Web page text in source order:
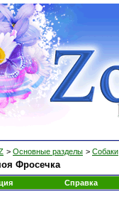
> Основные разделы > Собаки
Фросечка
Справка